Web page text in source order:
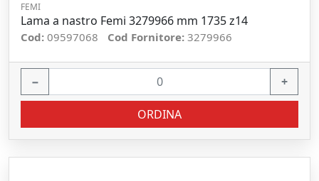
FEMI
Lama a nastro Femi 3279966 mm 1735 z14
Cod: 09597068 Cod Fornitore: 3279966
− +
ORDINA